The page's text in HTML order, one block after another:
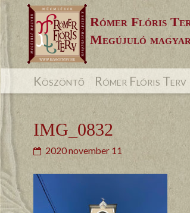
Skip
content
Rómer Flóris
Megújuló
Köszöntő Rómer Flóris Terv
IMG_0832
2020 november 11